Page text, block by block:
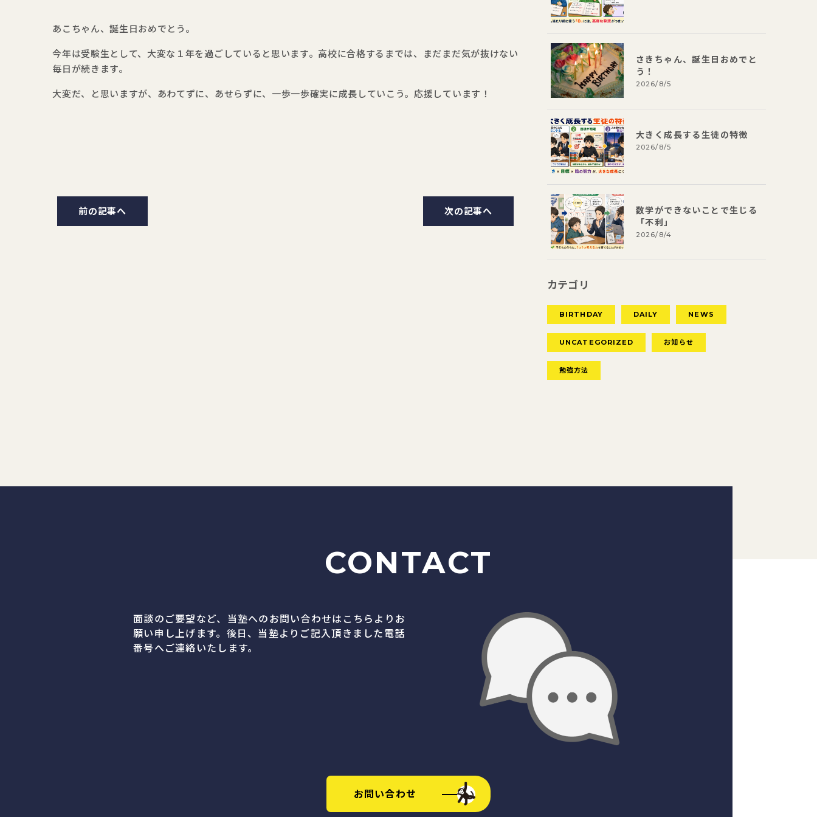
あこちゃん、誕生日おめでとう。
今年は受験生として、大変な１年を過ごしていると思います。高校に合格するまでは、まだまだ気が抜けない
毎日が続きます。
大変だ、と思いますが、あわてずに、あせらずに、一歩一歩確実に成長していこう。応援しています！
前の記事へ 次の記事へ
さきちゃん、誕生日おめでと
う！
2026/8/5
大きく成長する生徒の特徴
2026/8/5
数学ができないことで生じる
「不利」
2026/8/4
カテゴリ
BIRTHDAY DAILY NEWS
UNCATEGORIZED お知らせ
勉強方法
CONTACT
面談のご要望など、当塾へのお問い合わせはこちらよりお
願い申し上げます。後日、当塾よりご記入頂きました電話
番号へご連絡いたします。
お問い合わせ